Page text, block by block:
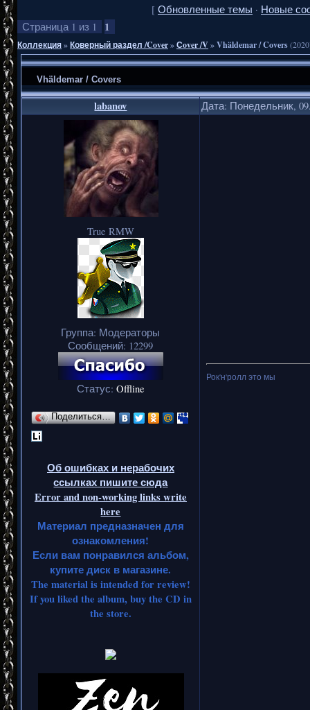
[ Обновленные темы · Новые
Страница 1 из 1 1
Коллекция»Коверный раздел /Cover»Сover /V»Vhäldemar / Covers
Vhäldemar / Covers
labanov Дата: Понедельник,
True RMW
Группа: Модераторы
Сообщений: 12299
Статус: Offline
Поделиться…
Об ошибках и нерабочих
ссылках пишите сюда
Error and non-working links write
here
Материал предназначен для
ознакомления!
Если вам понравился альбом,
купите диск в магазине.
The material is intended for review!
If you liked the album, buy the CD in
the store.
Рок'н'ролл это мы